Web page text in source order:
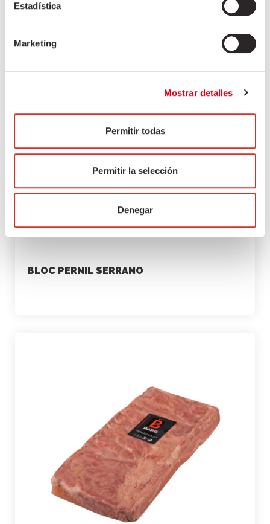
Estadística
Marketing
Mostrar detalles
Permitir todas
Permitir la selección
Denegar
BLOC PERNIL SERRANO